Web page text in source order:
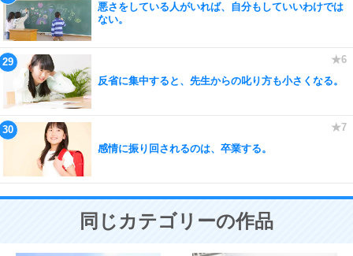
悪さをしている人がいれば、自分もしていいわけでは
ない。
反省に集中すると、先生からの叱り方も小さくなる。
感情に振り回されるのは、卒業する。
同じカテゴリーの作品